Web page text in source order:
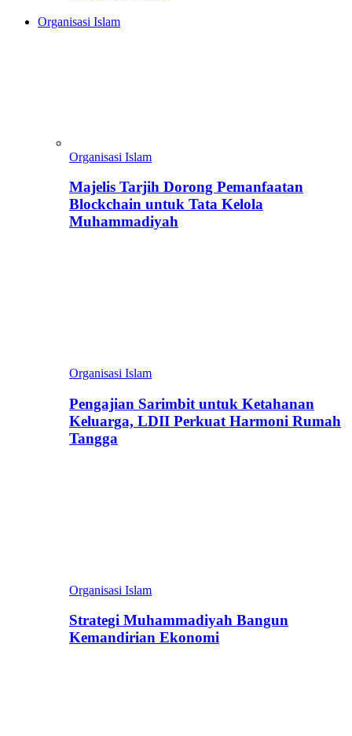
Organisasi Islam
Organisasi Islam
Majelis Tarjih Dorong Pemanfaatan
Blockchain untuk Tata Kelola
Muhammadiyah
Organisasi Islam
Pengajian Sarimbit untuk Ketahanan
Keluarga, LDII Perkuat Harmoni Rumah
Tangga
Organisasi Islam
Strategi Muhammadiyah Bangun
Kemandirian Ekonomi